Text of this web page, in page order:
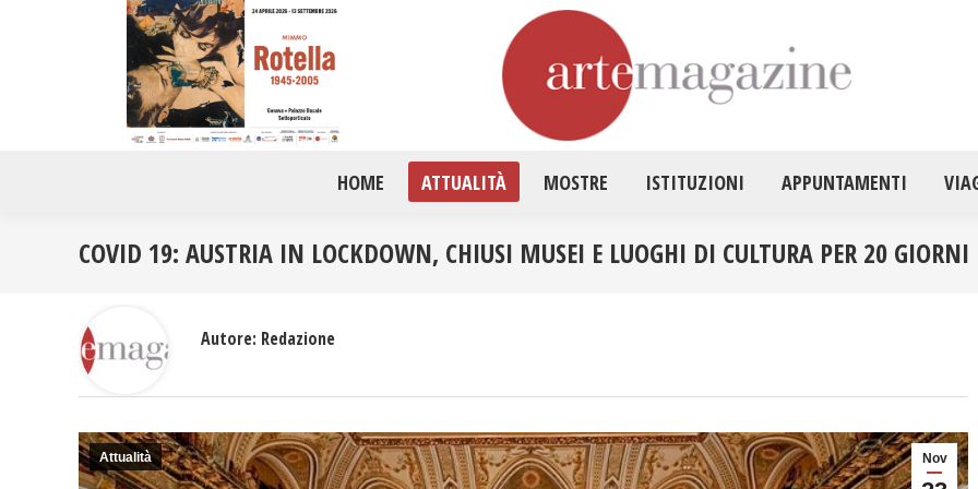
HOME ATTUALITÀ MOSTRE ISTITUZIONI APPUNTAMENTI
COVID 19: AUSTRIA IN LOCKDOWN, CHIUSI MUSEI E LUOGHI DI CULTURA PER 20 GIORNI
Nov
Attualità
Autore: Redazione
HOME